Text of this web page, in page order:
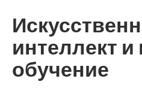
интеллект
обучение